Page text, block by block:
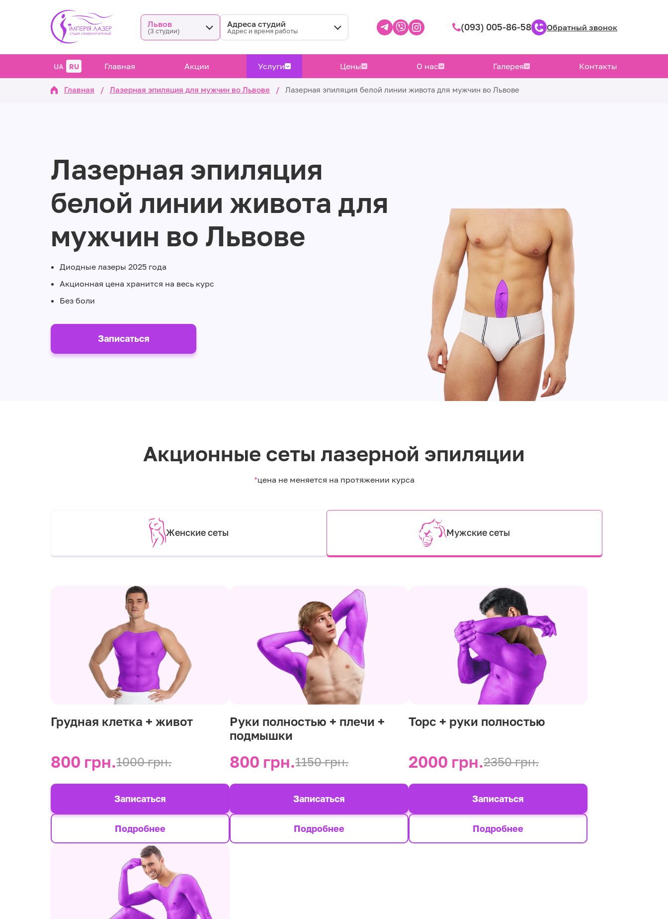
Львов
(3 студии)
Адреса студий
Адрес и время работы (093) 005-86-58 Обратный звонок
UA RU Главная Акции Услуги Цены О нас Галерея Контакты
Главная / Лазерная эпиляция для мужчин во Львове / Лазерная эпиляция белой линии живота для мужчин во Львове
Лазерная эпиляция
белой линии живота для
мужчин во Львове
Диодные лазеры 2025 года
Акционная цена хранится на весь курс
Без боли
Записаться
Акционные сеты лазерной эпиляции
*цена не меняется на протяжении курса
Женские сеты Мужские сеты
Грудная клетка + живот
800 грн.1000 грн.
Подробнее
Записаться
Руки полностью + плечи +
подмышки
800 грн.1150 грн.
Подробнее
Записаться
Торс + руки полностью
2000 грн.2350 грн.
Подробнее
Записаться